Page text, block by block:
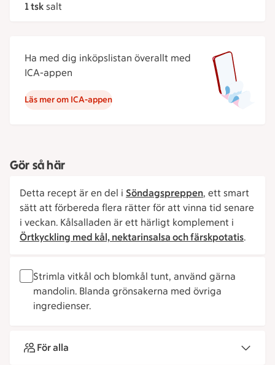
1 tsk salt
Ha med dig inköpslistan överallt med
ICA-appen
Läs mer om ICA-appen
Gör så här
Detta recept är en del i Söndagspreppen, ett smart
sätt att förbereda flera rätter för att vinna tid senare
i veckan. Kålsalladen är ett härligt komplement i
Örtkyckling med kål, nektarinsalsa och färskpotatis.
Strimla vitkål och blomkål tunt, använd gärna
mandolin. Blanda grönsakerna med övriga
ingredienser.
För alla